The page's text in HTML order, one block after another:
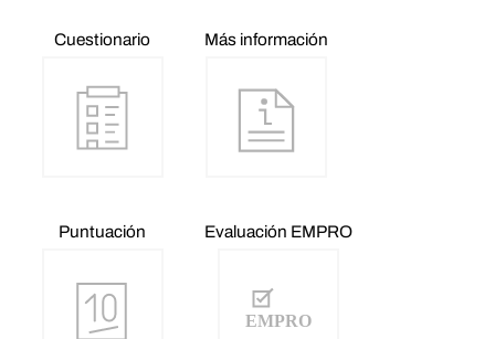
Cuestionario Más información
Puntuación Evaluación EMPRO